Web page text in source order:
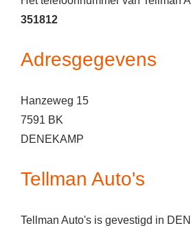
351812
Adresgegevens
Hanzeweg 15
7591 BK
DENEKAMP
Tellman Auto's
Tellman Auto's is gevestigd in